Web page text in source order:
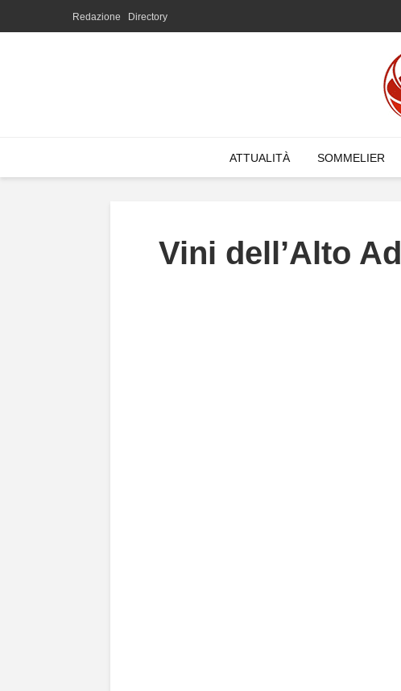
Redazione Directory
ATTUALITÀ SOMMELIER
Vini dell’Alto